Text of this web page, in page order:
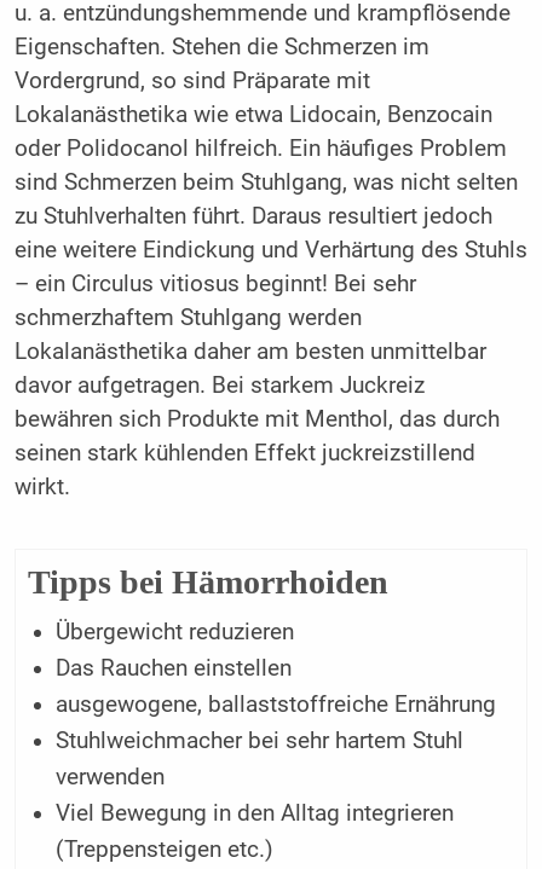
u. a. entzündungshemmende und krampflösende
Eigenschaften. Stehen die Schmerzen im
Vordergrund, so sind Präparate mit
Lokalanästhetika wie etwa Lidocain, Benzocain
oder Polidocanol hilfreich. Ein häufiges Problem
sind Schmerzen beim Stuhlgang, was nicht selten
zu Stuhlverhalten führt. Daraus resultiert jedoch
eine weitere Eindickung und Verhärtung des Stuhls
– ein Circulus vitiosus beginnt! Bei sehr
schmerzhaftem Stuhlgang werden
Lokalanästhetika daher am besten unmittelbar
davor aufgetragen. Bei starkem Juckreiz
bewähren sich Produkte mit Menthol, das durch
seinen stark kühlenden Effekt juckreizstillend
wirkt.
Tipps bei Hämorrhoiden
Übergewicht reduzieren
Das Rauchen einstellen
ausgewogene, ballaststoffreiche ­Ernährung
Stuhlweichmacher bei sehr hartem Stuhl
verwenden
Viel Bewegung in den Alltag integrieren
(Treppensteigen etc.)